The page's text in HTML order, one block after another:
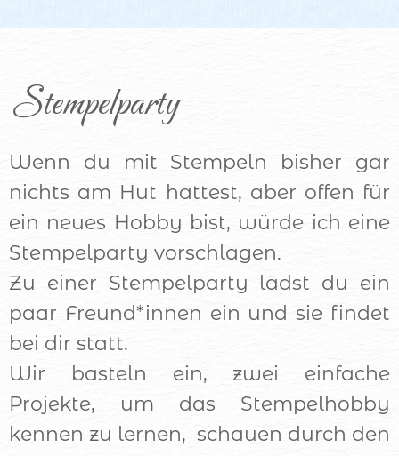
Stempelparty
Wenn du mit Stempeln bisher gar
nichts am Hut hattest, aber offen für
ein neues Hobby bist, würde ich eine
Stempelparty vorschlagen.
Zu einer Stempelparty lädst du ein
paar Freund*innen ein und sie findet
bei dir statt.
Wir basteln ein, zwei einfache
Projekte, um das Stempelhobby
kennen zu lernen, schauen durch den